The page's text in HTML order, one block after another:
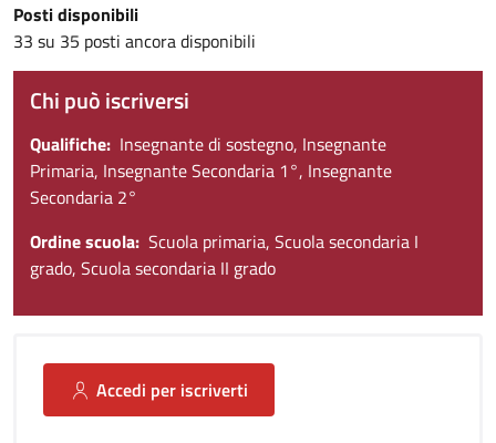
Posti disponibili
33 su 35 posti ancora disponibili
Chi può iscriversi
Qualifiche Insegnante di sostegno, Insegnante
Primaria, Insegnante Secondaria 1°, Insegnante
Secondaria 2°
Ordine scuola Scuola primaria, Scuola secondaria I
grado, Scuola secondaria II grado
Accedi per iscriverti